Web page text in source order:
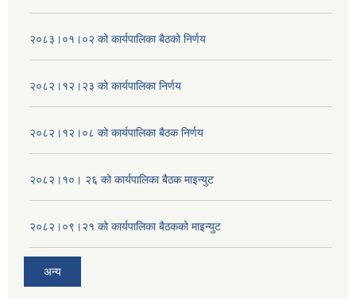
२०८३।०१।०२ को कार्यपालिका बैठको निर्णय
२०८२।१२।२३ को कार्यपालिका निर्णय
२०८२।१२।०८ को कार्यपालिका बैठक निर्णय
२०८२।१०। २६ को कार्यपालिका बैठक माइन्युट
२०८२।०९।२१ को कार्यपालिका बैठकको माइन्युट
अन्य